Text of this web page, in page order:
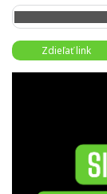
Zdieľať link